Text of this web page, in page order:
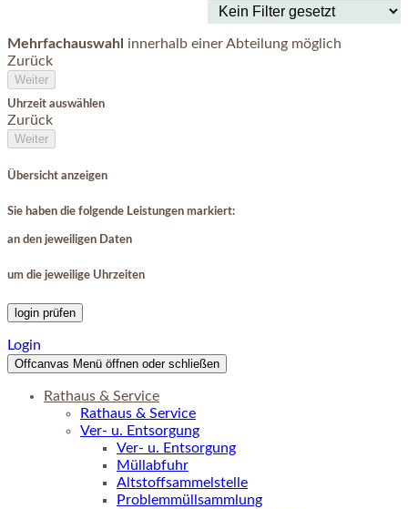
Mehrfachauswahl innerhalb einer Abteilung möglich
Zurück
Weiter
Uhrzeit auswählen
Zurück
Weiter
Übersicht anzeigen
Sie haben die folgende Leistungen markiert:
an den jeweiligen Daten
um die jeweilige Uhrzeiten
login prüfen
Login
Offcanvas Menü öffnen oder schließen
Rathaus & Service
Rathaus & Service
Ver- u. Entsorgung
Ver- u. Entsorgung
Müllabfuhr
Altstoffsammelstelle
Problemmüllsammlung